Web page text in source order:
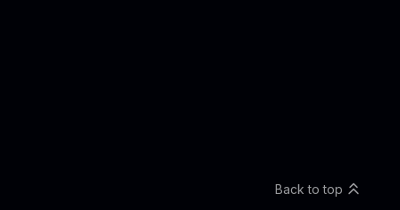
Back to top